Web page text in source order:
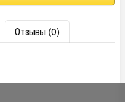
Отзывы (0)